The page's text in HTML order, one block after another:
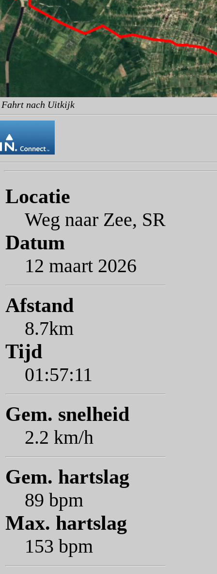
nach Uitkijk
Locatie
Weg naar Zee, SR
Datum
12 maart 2026
Afstand
8.7km
Tijd
01:57:11
Gem. snelheid
2.2 km/h
Gem. hartslag
89 bpm
Max. hartslag
153 bpm